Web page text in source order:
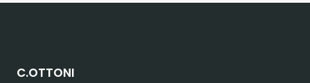
C.OTTONI